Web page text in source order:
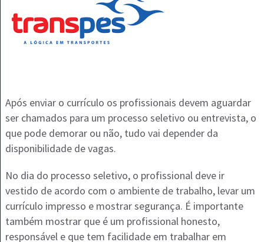
Após enviar o currículo os profissionais devem aguardar
ser chamados para um processo seletivo ou entrevista, o
que pode demorar ou não, tudo vai depender da
disponibilidade de vagas.
No dia do processo seletivo, o profissional deve ir
vestido de acordo com o ambiente de trabalho, levar um
currículo impresso e mostrar segurança. É importante
também mostrar que é um profissional honesto,
responsável e que tem facilidade em trabalhar em